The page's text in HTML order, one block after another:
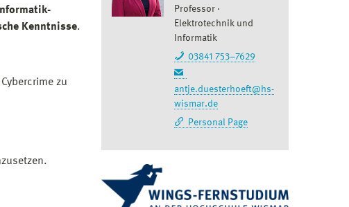
Kenntnisse.
zu
Professor
Elektrotechnik und
Informatik
03841 753–7629
antje.duesterhoeft@hs-
wismar.de
Personal Page